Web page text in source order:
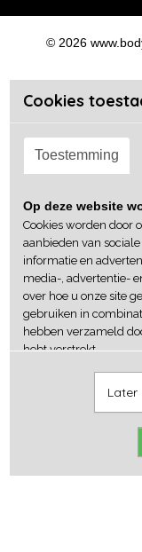
© 2026
Cookies
Toestemming
Op deze website
Cookies worden door
aanbieden van
informatie en
media-, advertentie-
over hoe u onze site
gebruiken in
hebben verzameld
hebt verstrekt.
Later